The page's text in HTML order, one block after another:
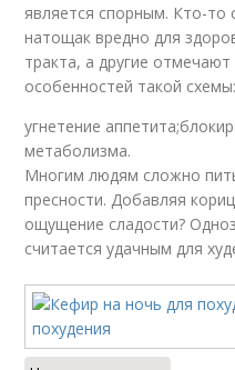
является спорным. Кто-то
натощак вредно для
тракта, а другие
особенностей такой схемы:
угнетение
метаболизма.
Многим людям сложно
пресности. Добавляя
ощущение сладости?
считается удачным для